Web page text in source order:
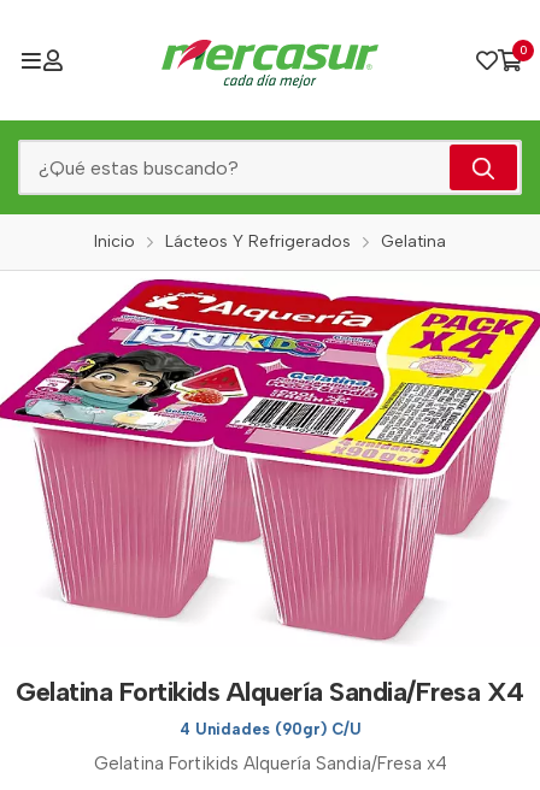
0
Inicio Lácteos Y Refrigerados Gelatina
Gelatina Fortikids Alquería Sandia/Fresa X4
4 Unidades (90gr) C/U
Gelatina Fortikids Alquería Sandia/Fresa x4